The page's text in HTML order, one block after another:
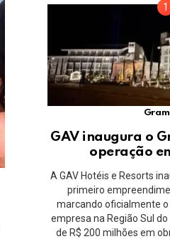
GAV inaugura o
operação
A GAV Hotéis e Resorts
primeiro
marcando oficialmente
empresa na Região Sul
de R$ 200 milhões em